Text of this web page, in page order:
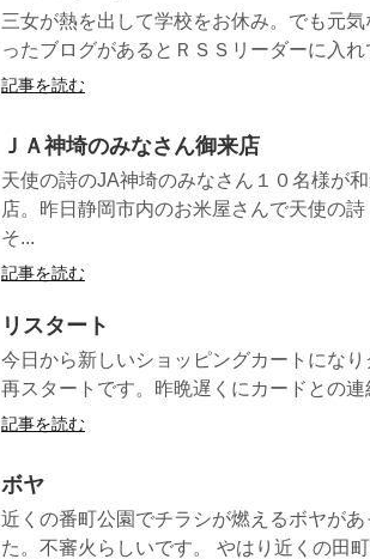
三女が熱を出して学校をお休み。でも元
ったブログがあるとＲＳＳリーダーに入
記事を読む
ＪＡ神埼のみなさん御来店
天使の詩のJA神埼のみなさん１０名様が
店。昨日静岡市内のお米屋さんで天使の
そ...
記事を読む
リスタート
今日から新しいショッピングカートにな
再スタートです。昨晩遅くにカードとの
記事を読む
ボヤ
近くの番町公園でチラシが燃えるボヤが
た。不審火らしいです。 やはり近くの田